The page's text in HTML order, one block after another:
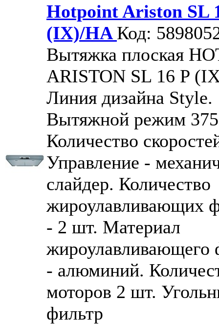
Hotpoint Ariston SL
(IX)/HA Код:
Вытяжка плоская
ARISTON SL 16 P
Линия дизайна Style.
Вытяжной режим
Количество
Управление -
слайдер. Количество
жироулавливающих
- 2 шт. Материал
жироулавливающего
- алюминий.
моторов 2 шт.
фильтр